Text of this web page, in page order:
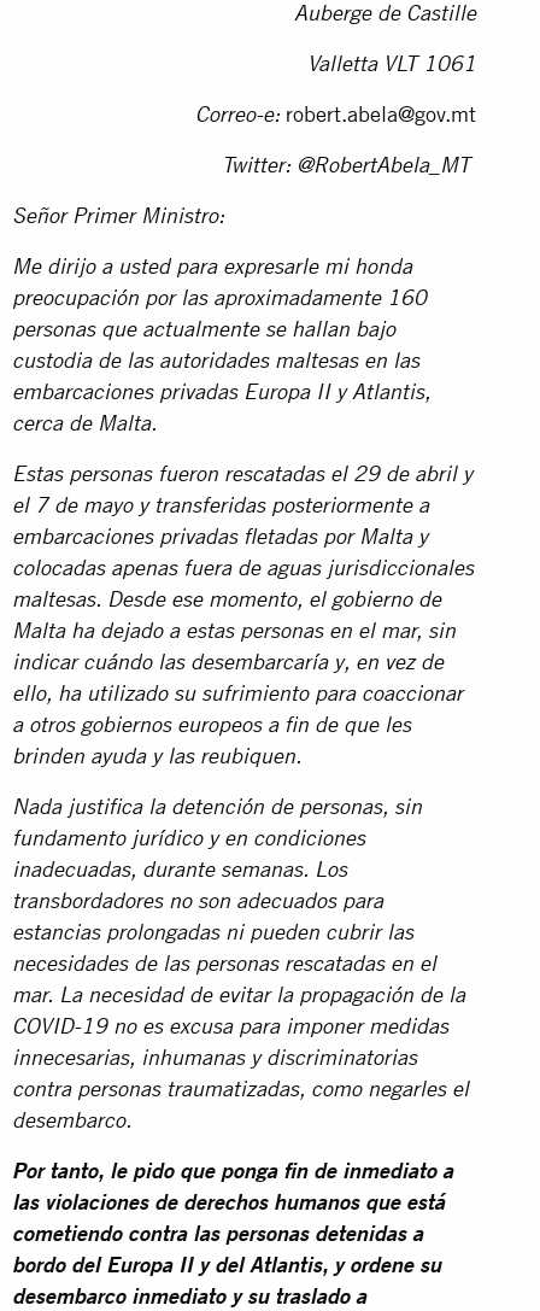
Auberge de Castille
Valletta VLT 1061
Correo-e: robert.abela@gov.mt
Twitter: @RobertAbela_MT
Señor Primer Ministro:
Me dirijo a usted para expresarle mi honda
preocupación por las aproximadamente 160
personas que actualmente se hallan bajo
custodia de las autoridades maltesas en las
embarcaciones privadas Europa II y Atlantis,
cerca de Malta.
Estas personas fueron rescatadas el 29 de abril y
el 7 de mayo y transferidas posteriormente a
embarcaciones privadas fletadas por Malta y
colocadas apenas fuera de aguas jurisdiccionales
maltesas. Desde ese momento, el gobierno de
Malta ha dejado a estas personas en el mar, sin
indicar cuándo las desembarcaría y, en vez de
ello, ha utilizado su sufrimiento para coaccionar
a otros gobiernos europeos a fin de que les
brinden ayuda y las reubiquen.
Nada justifica la detención de personas, sin
fundamento jurídico y en condiciones
inadecuadas, durante semanas. Los
transbordadores no son adecuados para
estancias prolongadas ni pueden cubrir las
necesidades de las personas rescatadas en el
mar. La necesidad de evitar la propagación de la
COVID-19 no es excusa para imponer medidas
innecesarias, inhumanas y discriminatorias
contra personas traumatizadas, como negarles el
desembarco.
Por tanto, le pido que ponga fin de inmediato a
las violaciones de derechos humanos que está
cometiendo contra las personas detenidas a
bordo del Europa II y del Atlantis, y ordene su
desembarco inmediato y su traslado a